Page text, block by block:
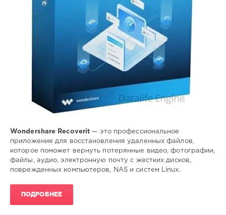
Wondershare Recoverit — это профессиональное
приложение для восстановления удаленных файлов,
которое поможет вернуть потерянные видео, фотографии,
файлы, аудио, электронную почту с жестких дисков,
поврежденных компьютеров, NAS и систем Linux.
ПОДРОБНЕЕ